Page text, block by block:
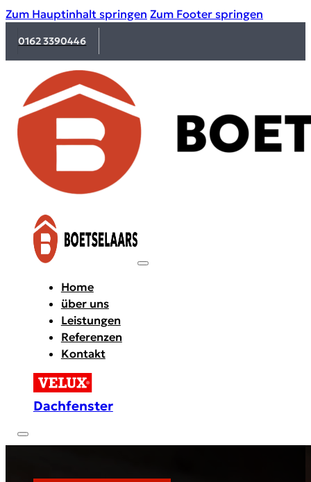
Zum Hauptinhalt springen Zum Footer springen
0162 3390446
Home
über uns
Leistungen
Referenzen
Kontakt
Dachfenster